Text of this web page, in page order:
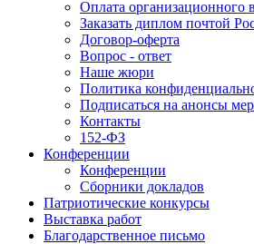
Оплата организационного
Заказать диплом почтой
Договор-оферта
Вопрос - ответ
Наше жюри
Политика
Подписаться на анонсы
Контакты
152-ФЗ
Конференции
Конференции
Сборники докладов
Патриотические конкурсы
Выставка работ
Благодарственное письмо